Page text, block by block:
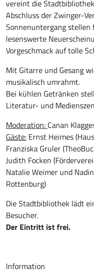
vereint die
Abschluss der Zwinger-
Sonnenuntergang
lesenswerte
Vorgeschmack auf tolle
Mit Gitarre und Gesang
musikalisch umrahmt.
Bei kühlen Getränken
Literatur- und
Moderation: Canan
Gäste: Ernst Heimes
Franziska Gruler
Judith Focken
Natalie Weimer und
Rottenburg)
Die Stadtbibliothek lädt
Besucher.
Der Eintritt ist frei.
Information